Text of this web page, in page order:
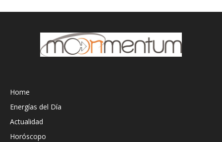
Home
Energías del Día
Actualidad
Horóscopo